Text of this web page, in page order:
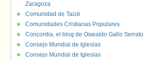
Zaragoza
Comunidad de Taizé
Comunidades Cristianas Populares
Concordia, el blog de Oswaldo Gallo Serrato
Consejo Mundial de Iglesias
Consejo Mundial de Iglesias